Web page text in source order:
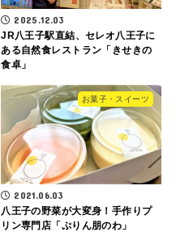
2025.12.03
JR八王子駅直結、セレオ八王子に
ある自然食レストラン「きせきの
食卓」
お菓子・スイーツ
2021.06.03
八王子の野菜が大変身！手作りプ
リン専門店「ぷりん朋のわ」